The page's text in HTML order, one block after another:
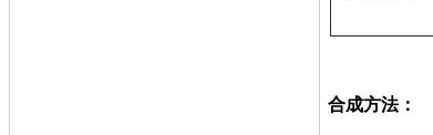
合成方法：